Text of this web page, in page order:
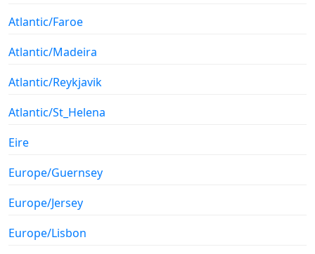
Atlantic/Faroe
Atlantic/Madeira
Atlantic/Reykjavik
Atlantic/St_Helena
Eire
Europe/Guernsey
Europe/Jersey
Europe/Lisbon